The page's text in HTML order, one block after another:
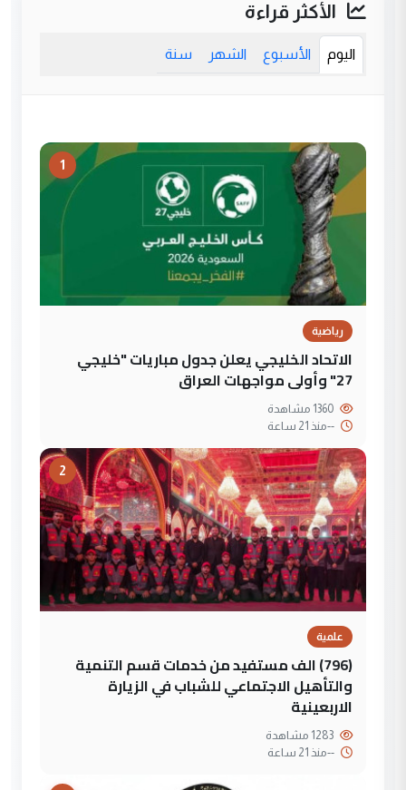
الأكثر قراءة
اليوم الأسبوع الشهر سنة
1
رياضية
الاتحاد الخليجي يعلن جدول مباريات "خليجي
27" وأولى مواجهات العراق
--منذ 21 ساعة
2
علمية
(796) الف مستفيد من خدمات قسم التنمية
والتأهيل الاجتماعي للشباب في الزيارة
الاربعينية
--منذ 21 ساعة